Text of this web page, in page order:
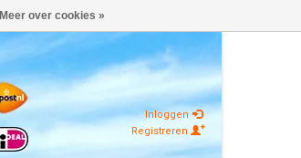
Inloggen
Registreren
Meer over cookies »